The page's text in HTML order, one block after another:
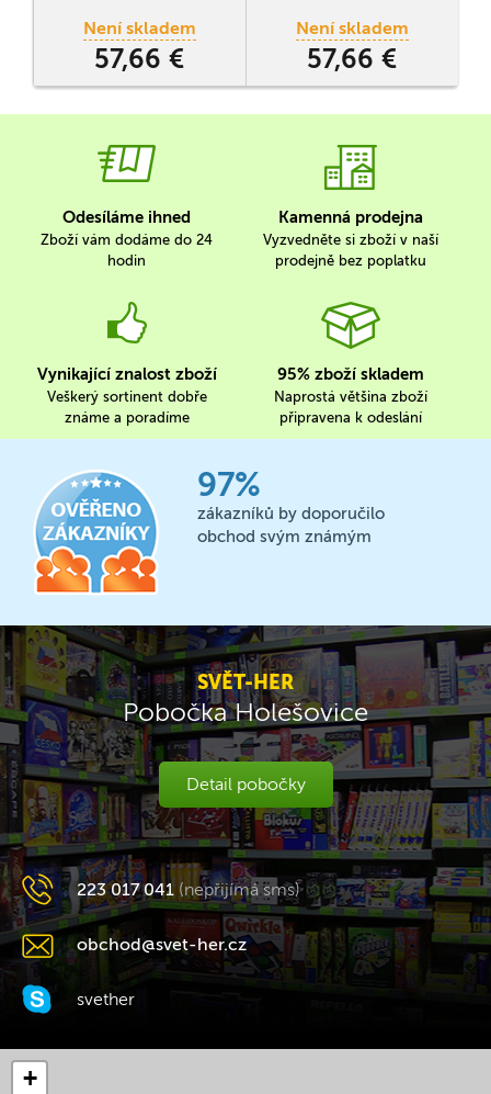
pro nové hráče, tak lahůdky
a nové mechanismy, které
zas ocení zkušení
Není skladem
57,66 €
Není skladem
57,66 €
Odesíláme ihned
Zboží vám dodáme do 24
hodin
Kamenná prodejna
Vyzvedněte si zboží v naší
prodejně bez poplatku
Vynikající znalost zboží
Veškerý sortinent dobře
známe a poradíme
95% zboží skladem
Naprostá většina zboží
připravena k odeslání
97%
zákazníků by doporučilo
obchod svým známým
SVĚT-HER
Pobočka Holešovice
Detail pobočky
223 017 041 (nepřijímá sms)
obchod@svet-her.cz
svether
+